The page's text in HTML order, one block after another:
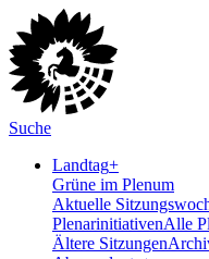
Suche
Landtag+
Grüne im Plenum
Aktuelle
PlenarinitiativenAlle
Ältere Sitzungen